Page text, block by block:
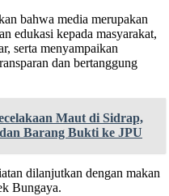
bahwa media merupakan
edukasi kepada masyarakat,
serta menyampaikan
dan bertanggung
Maut di Sidrap,
Barang Bukti ke JPU
dilanjutkan dengan makan
Bungaya.